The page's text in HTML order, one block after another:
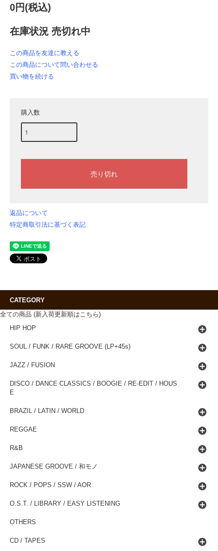
0円(税込)
在庫状況 売切れ中
この商品を友達に教える
この商品について問い合わせる
買い物を続ける
購入数
返品について
特定商取引法に基づく表記
CATEGORY
全ての商品 (新入荷更新順はこちら)
HIP HOP
SOUL / FUNK / RARE GROOVE (LP+45s)
JAZZ / FUSION
DISCO / DANCE CLASSICS / BOOGIE / RE-EDIT / HOUS
E
BRAZIL / LATIN / WORLD
REGGAE
R&B
JAPANESE GROOVE / 和モノ
ROCK / POPS / SSW / AOR
O.S.T. / LIBRARY / EASY LISTENING
OTHERS
CD / TAPES